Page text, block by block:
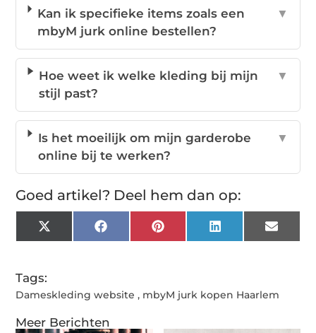
Meer Berichten
Kan ik specifieke items zoals een
mbyM jurk online bestellen?
▼
Hoe weet ik welke kleding bij mijn
stijl past?
▼
Is het moeilijk om mijn garderobe
online bij te werken?
▼
Goed artikel? Deel hem dan op:
X
(Twitter)
FacebookPinterestLinkedInEmail
Tags:
Dameskleding website , mbyM jurk kopen Haarlem